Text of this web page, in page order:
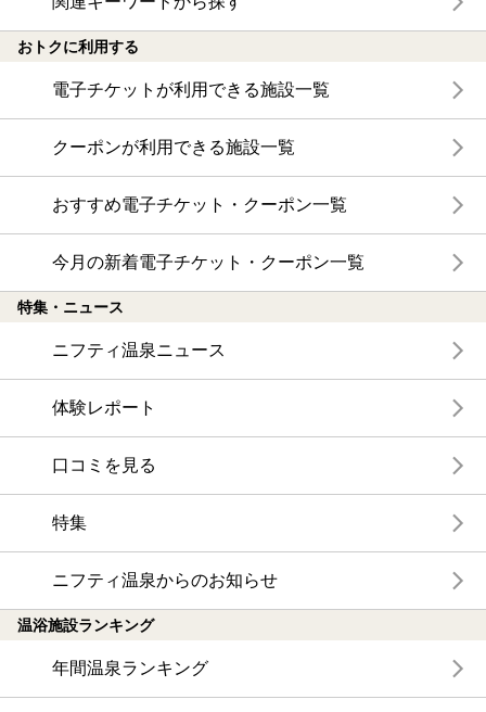
おトクに利用する
電子チケットが利用できる施設一覧
クーポンが利用できる施設一覧
おすすめ電子チケット・クーポン一覧
今月の新着電子チケット・クーポン一覧
特集・ニュース
ニフティ温泉ニュース
体験レポート
口コミを見る
特集
ニフティ温泉からのお知らせ
温浴施設ランキング
年間温泉ランキング